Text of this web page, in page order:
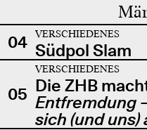
04 VERSCHIEDENES
Südpol Slam
05
VERSCHIEDENES
Die ZHB
Entfremdung
sich (und